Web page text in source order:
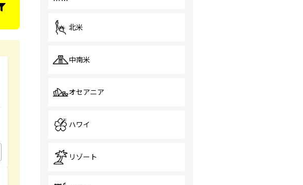
北米
中南米
オセアニア
ハワイ
リゾート